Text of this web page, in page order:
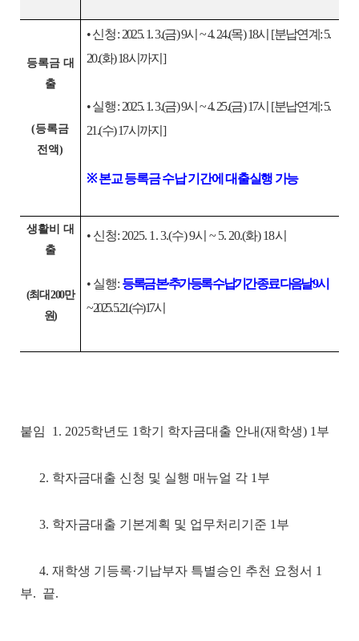
등록금 대
출
(등록금
전액)
•신청: 2025. 1. 3.(금) 9시 ~ 4. 24.(목) 18시 [분납연계: 5.
20.(화) 18시까지]
•실행: 2025. 1. 3.(금) 9시 ~ 4. 25.(금) 17시 [분납연계: 5.
21.(수) 17시까지]
※본교 등록금 수납 기간에 대출실행 가능
생활비 대
출
(최대 200만
원)
• 신청: 2025. 1. 3.(수) 9시 ~ 5. 20.(화) 18시
• 실행: 등록금 본·추가등록 수납기간 종료 다음날 9시
~ 2025. 5. 21.(수) 17시
붙임 1. 2025학년도 1학기 학자금대출 안내(재학생) 1부
2. 학자금대출 신청 및 실행 매뉴얼 각 1부
3. 학자금대출 기본계획 및 업무처리기준 1부
4. 재학생 기등록·기납부자 특별승인 추천 요청서 1
부. 끝.